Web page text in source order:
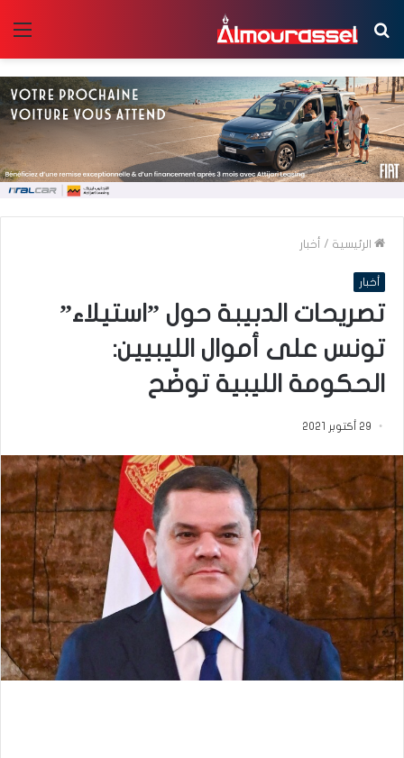
بحث
عن
الرئيسية / أخبار
أخبار
تصريحات الدبيبة حول ”استيلاء”
تونس على أموال الليبيين:
الحكومة الليبية توضّح
29 أكتوبر 2021